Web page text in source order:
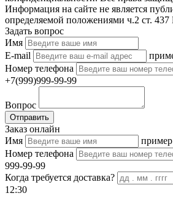
Информация на сайте не является
определяемой положениями ч.2 ст.
Задать вопрос
Имя
E-mail
Номер телефона
+7(999)999-99-99
Вопрос
Отправить
Заказ онлайн
Имя
Номер телефона
999-99-99
Когда требуется доставка?
12:30